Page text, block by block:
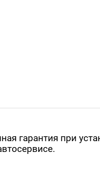
гарантия при